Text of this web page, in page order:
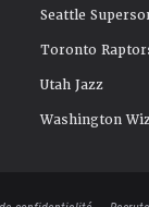
Seattle
Toronto
Utah Jazz
Washington